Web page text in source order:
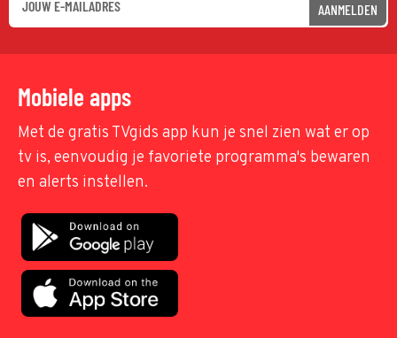
AANMELDEN
Mobiele apps
Met de gratis TVgids app kun je snel zien wat er op
tv is, eenvoudig je favoriete programma's bewaren
en alerts instellen.